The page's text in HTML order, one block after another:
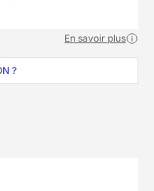
En savoir plus
?